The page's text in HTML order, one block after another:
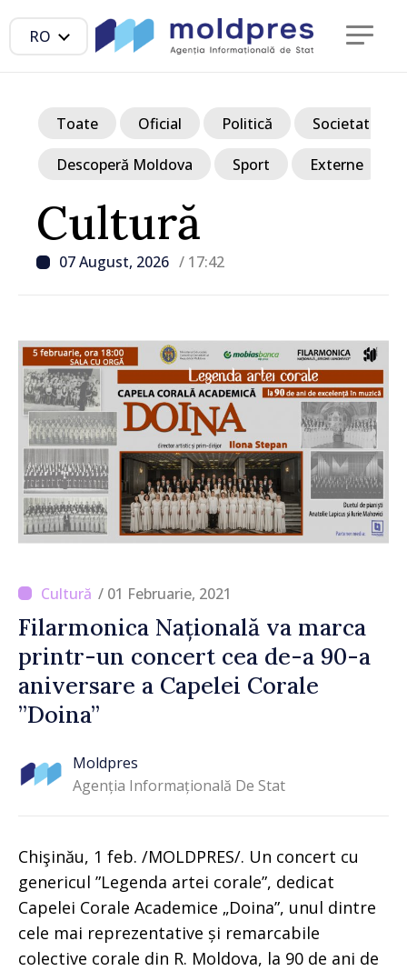
RO
Cultură
07 August, 2026 / 17:42
Toate Oficial Politică Societate
Descoperă Moldova Sport Externe
/ 01 Februarie, 2021
Filarmonica Națională va marca
printr-un concert cea de-a 90-a
aniversare a Capelei Corale
”Doina”
Moldpres
Agenția Informațională De Stat
Chişinău, 1 feb. /MOLDPRES/. Un concert cu
genericul ”Legenda artei corale”, dedicat
Capelei Corale Academice „Doina”, unul dintre
cele mai reprezentative și remarcabile
colective corale din R. Moldova, la 90 de ani de